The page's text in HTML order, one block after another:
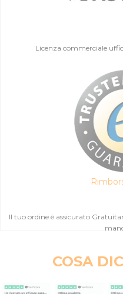
Licenza commerciale
Il tuo ordine è assicurato
COSA